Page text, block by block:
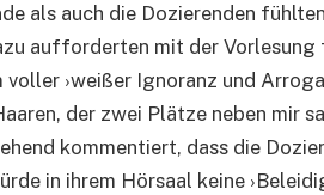
als auch die Dozierenden
aufforderten mit der
›weißer Ignoranz und
der zwei Plätze neben mir
kommentiert, dass die
in ihrem Hörsaal keine